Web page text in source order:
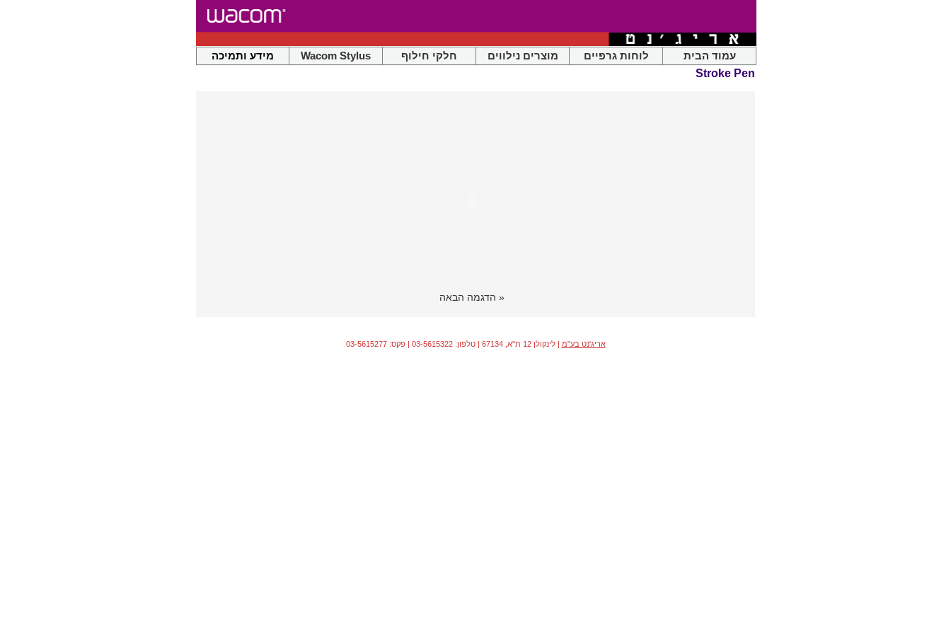
מידע ותמיכה Wacom Stylus חלקי חילוף מוצרים נילווים לוחות גרפיים עמוד הבית
Stroke Pen
« הדגמה הבאה
אריג'נט בע"מ | לינקולן 12 ת"א, 67134 | טלפון: 03-5615322 | פקס: 03-5615277